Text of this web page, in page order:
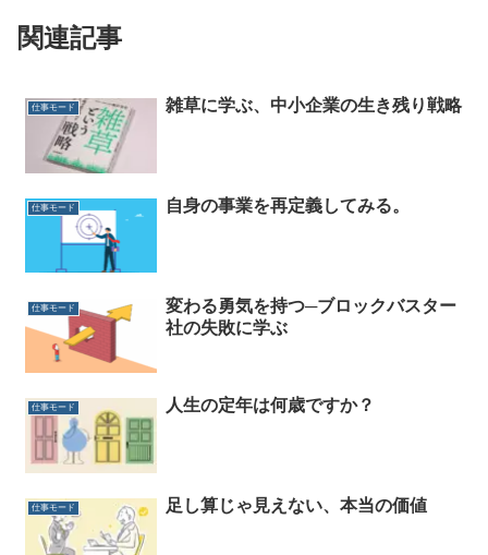
関連記事
仕事モード 雑草に学ぶ、中小企業の生き残り戦略
仕事モード 自身の事業を再定義してみる。
仕事モード
変わる勇気を持つ─ブロックバスター
社の失敗に学ぶ
仕事モード 人生の定年は何歳ですか？
仕事モード 足し算じゃ見えない、本当の価値